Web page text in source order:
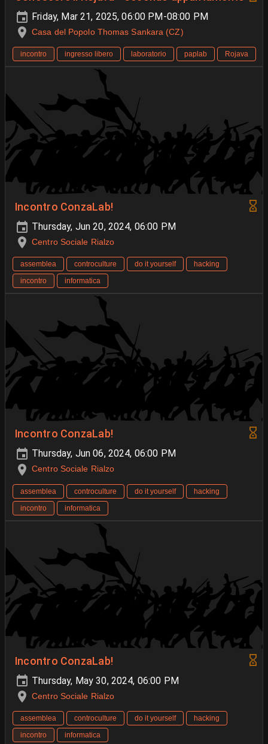
Friday, Mar 21, 2025, 06:00 PM-08:00 PM
Casa del Popolo Thomas Sankara (CZ)
incontro ingresso libero laboratorio paplab Rojava
Incontro ConzaLab!
Thursday, Jun 20, 2024, 06:00 PM
Centro Sociale Rialzo
assemblea controculture do it yourself
hacking
incontro
informatica
Incontro ConzaLab!
Thursday, Jun 06, 2024, 06:00 PM
Centro Sociale Rialzo
assemblea controculture do it yourself
hacking
incontro
informatica
Incontro ConzaLab!
Thursday, May 30, 2024, 06:00 PM
Centro Sociale Rialzo
assemblea controculture do it yourself
hacking
incontro
informatica